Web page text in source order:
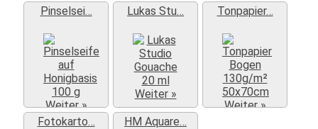
Pinselsei…
Weiter »
Lukas Stu…
Weiter »
Tonpapier…
Weiter »
Fotokarto…
HM Aquare…